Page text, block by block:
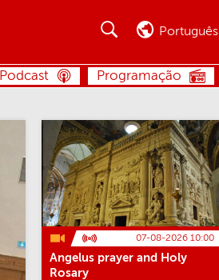
BUSCA Português
Programação
Podcast
07-08-2026 10:00
Angelus prayer and Holy
Rosary